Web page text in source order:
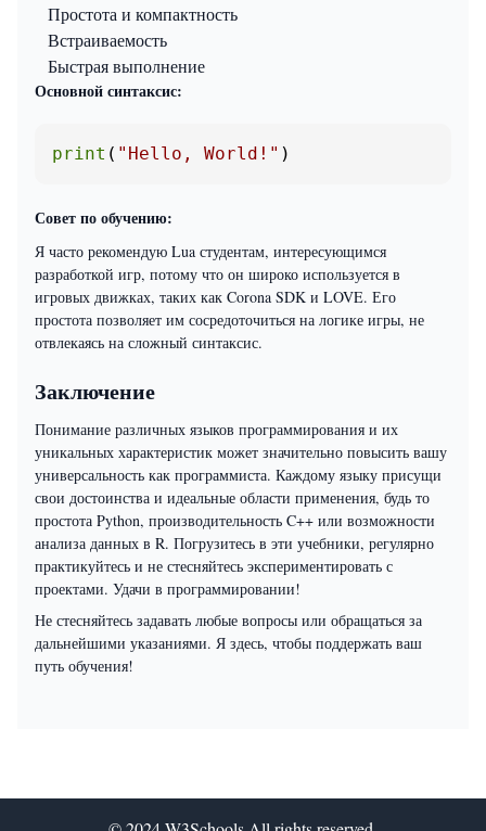
Простота и компактность
Встраиваемость
Быстрая выполнение
Основной синтаксис:
print ( "Hello, World!" )
Совет по обучению:
Я часто рекомендую Lua студентам, интересующимся
разработкой игр, потому что он широко используется в
игровых движках, таких как Corona SDK и LOVE. Его
простота позволяет им сосредоточиться на логике игры, не
отвлекаясь на сложный синтаксис.
Заключение
Понимание различных языков программирования и их
уникальных характеристик может значительно повысить вашу
универсальность как программиста. Каждому языку присущи
свои достоинства и идеальные области применения, будь то
простота Python, производительность C++ или возможности
анализа данных в R. Погрузитесь в эти учебники, регулярно
практикуйтесь и не стесняйтесь экспериментировать с
проектами. Удачи в программировании!
Не стесняйтесь задавать любые вопросы или обращаться за
дальнейшими указаниями. Я здесь, чтобы поддержать ваш
путь обучения!